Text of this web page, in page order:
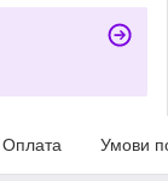
Оплата Умови